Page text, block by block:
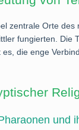
zentrale Orte
fungierten.
die enge
und